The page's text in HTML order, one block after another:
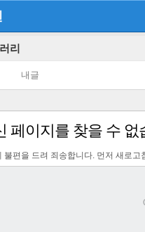
리
내글
페이지를 찾을 수 없
불편을 드려 죄송합니다. 먼저 새로